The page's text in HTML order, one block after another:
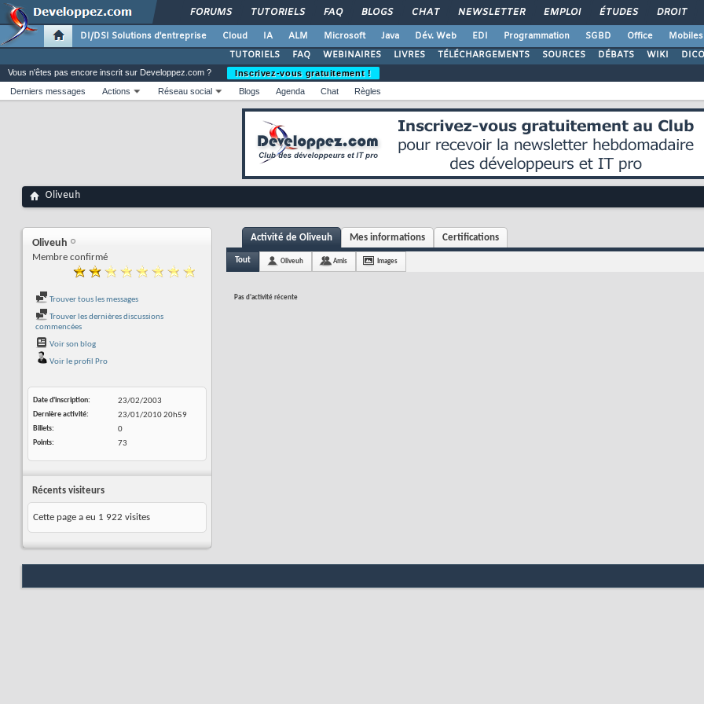
FORUMS TUTORIELS FAQ BLOGS CHAT NEWSLETTER EMPLOI ÉTUDES DROIT
DI/DSI Solutions d'entreprise Cloud IA ALM Microsoft Java Dév. Web EDI Programmation SGBD Office Mobiles
TUTORIELS
FAQ WEBINAIRES LIVRES TÉLÉCHARGEMENTS SOURCES DÉBATS WIKI DICO
Vous n'êtes pas encore inscrit sur Developpez.com ?
Inscrivez-vous gratuitement !
Derniers messages
Actions Réseau social Blogs Agenda Chat Règles
Oliveuh
Oliveuh
Membre confirmé
Trouver tous les messages
Trouver les dernières discussions
commencées
Voir son blog
Voir le profil Pro
Date d'inscription
23/02/2003
Dernière activité
23/01/201020h59
Billets
0
Points
73
Récents visiteurs
Cette page a eu 1 922 visites
Activité de Oliveuh Mes informations Certifications
Tout Oliveuh Amis Images
Pas d'activité récente